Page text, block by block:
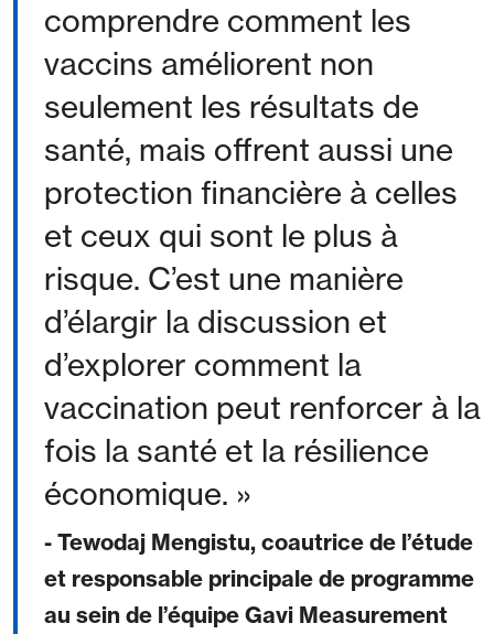
comprendre comment les
vaccins améliorent non
seulement les résultats de
santé, mais offrent aussi une
protection financière à celles
et ceux qui sont le plus à
risque. C’est une manière
d’élargir la discussion et
d’explorer comment la
vaccination peut renforcer à la
fois la santé et la résilience
économique.
- Tewodaj Mengistu, coautrice de l’étude
et responsable principale de programme
au sein de l’équipe Gavi Measurement